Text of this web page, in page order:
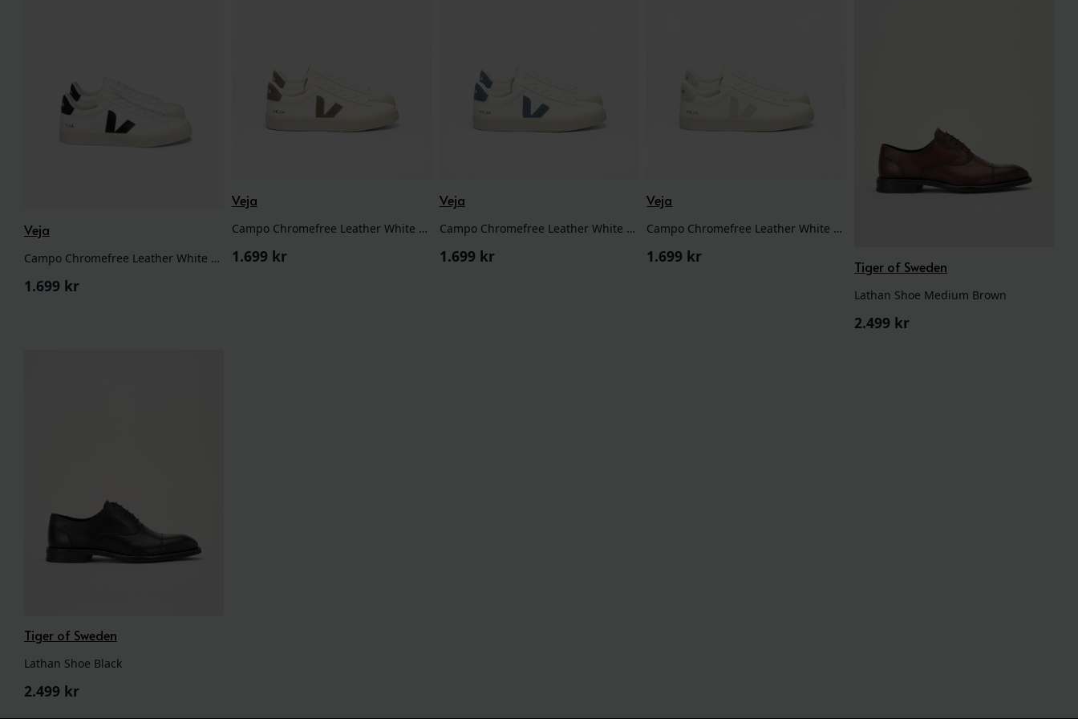
Veja
Campo Chromefree Leather White Black
1.699 kr
Veja
Campo Chromefree Leather White Kaki
1.699 kr
Veja
Campo Chromefree Leather White California
1.699 kr
Veja
Campo Chromefree Leather White Natural
1.699 kr
Tiger of Sweden
Lathan Shoe Medium Brown
2.499 kr
Tiger of Sweden
Lathan Shoe Black
2.499 kr